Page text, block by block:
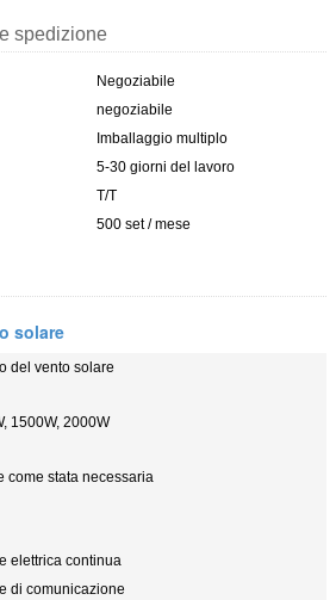
spedizione
Negoziabile
negoziabile
Imballaggio multiplo
5-30 giorni del lavoro
T/T
500 set / mese
solare
del vento solare
1500W, 2000W
come stata necessaria
elettrica continua
di comunicazione